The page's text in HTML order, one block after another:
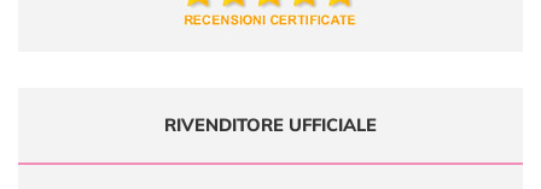
RIVENDITORE UFFICIALE